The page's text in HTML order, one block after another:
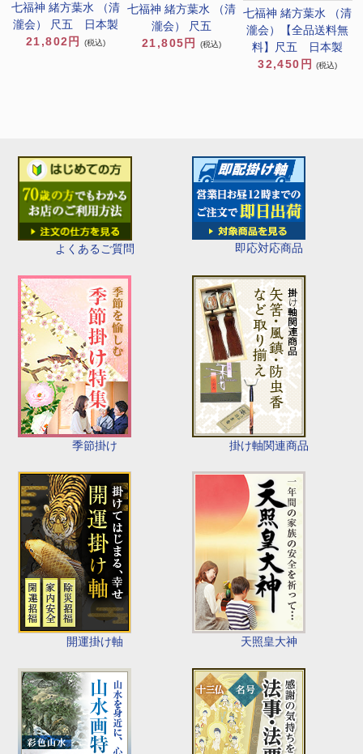
よくあるご質問 即応対応商品
季節掛け 掛け軸関連商品
開運掛け軸 天照皇大神
七福神 緒方葉水 （清
瀧会） 尺五 日本製
21,802円
(税込)
七福神 緒方葉水 （清
瀧会） 尺五
21,805円
(税込)
七福神 緒方葉水 （清
瀧会）【全品送料無
料】尺五 日本製
32,450円
(税込)